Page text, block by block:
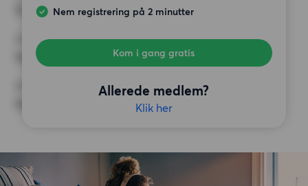
Nem registrering på 2 minutter
Kom i gang gratis
Allerede medlem?
Klik her
12 500 kr.
Ingen særlige krav
ØVRIGE PRÆFERENCER
Ingen særlige præferencer